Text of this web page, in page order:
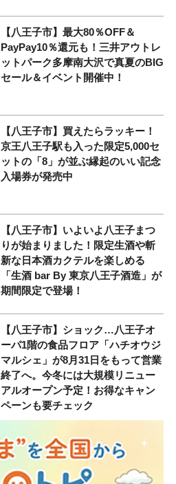
【八王子市】最大80％OFF＆
PayPay10％還元も！三井アウトレ
ットパーク多摩南大沢で真夏のBIG
セール＆イベント開催中！
【八王子市】買えたらラッキー！
京王八王子駅も入った限定5,000セ
ットの「8」が並ぶ縁起のいい記念
入場券が発売中
【八王子市】いよいよ八王子まつ
りが始まりました！限定生酒や斬
新な日本酒カクテルを楽しめる
「生酒 bar By 東京八王子酒造」が
期間限定で登場！
【八王子市】ショック…八王子オ
ーパ1階の食品フロア「ハチオウジ
マルシェ」が8月31日をもって営業
終了へ。今冬には大規模リニュー
アルオープン予定！お得なキャン
ペーンも要チェック